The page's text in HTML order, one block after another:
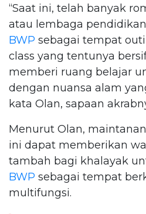
“Saat ini, telah banyak
atau lembaga
BWP sebagai tempat
class yang tentunya
memberi ruang belajar
dengan nuansa alam
kata Olan, sapaan
Menurut Olan,
ini dapat memberikan
tambah bagi khalayak
BWP sebagai tempat
multifungsi.